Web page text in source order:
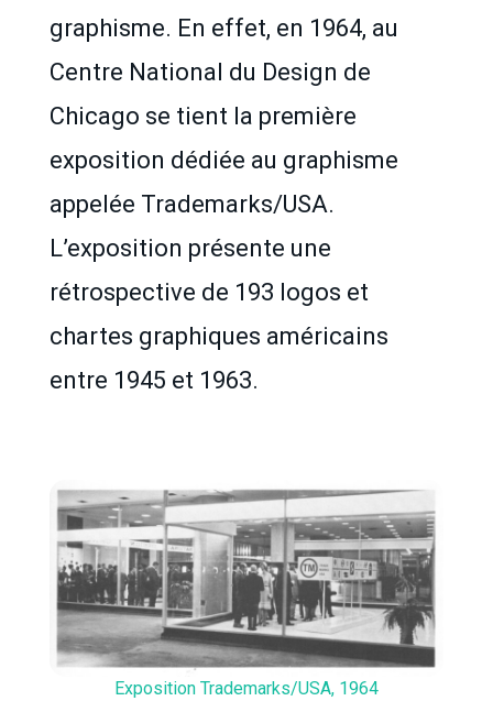
graphisme. En effet, en 1964, au
Centre National du Design de
Chicago se tient la première
exposition dédiée au graphisme
appelée Trademarks/USA.
L’exposition présente une
rétrospective de 193 logos et
chartes graphiques américains
entre 1945 et 1963.
Exposition Trademarks/USA, 1964